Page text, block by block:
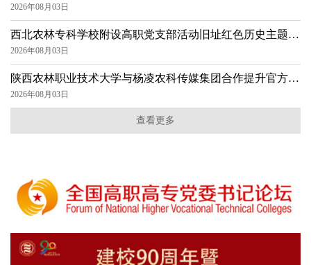
果公告
2026年08月03日
西北农林专科学校附设高职党支部活动旧址红色历史主题浮
雕墙项目结果公告
2026年08月03日
陕西农林职业技术大学与杨凌农科传媒集团合作提升官方抖
音运营项目结果公告
2026年08月03日
查看更多